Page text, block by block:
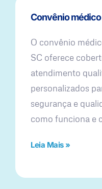
Convênio médico
O convênio
SC oferece
atendimento
personalizados
segurança e
como funciona e
Leia Mais »